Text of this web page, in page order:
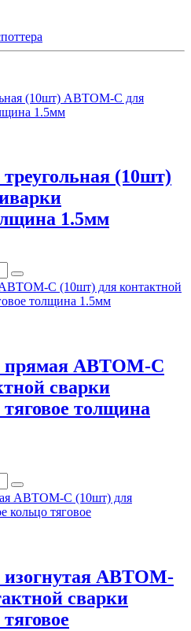
(10шт)
1.5мм
прямая АВТОМ-С
сварки
толщина
изогнутая АВТОМ-
сварки